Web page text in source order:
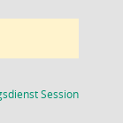
Session(Wird in